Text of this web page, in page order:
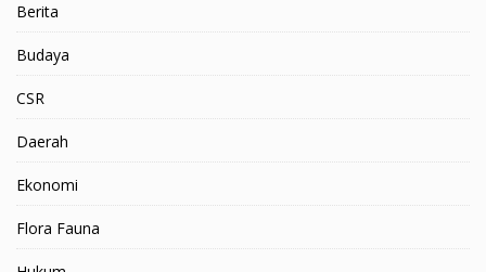
Berita
Budaya
CSR
Daerah
Ekonomi
Flora Fauna